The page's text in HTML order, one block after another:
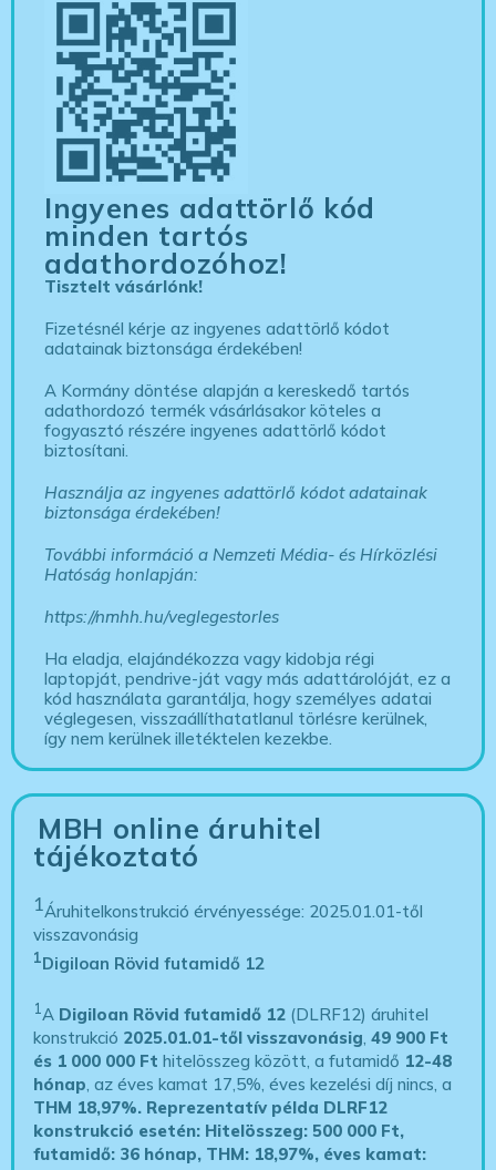
Ingyenes adattörlő kód
minden tartós
adathordozóhoz!
Tisztelt vásárlónk!
Fizetésnél kérje az ingyenes adattörlő kódot
adatainak biztonsága érdekében!
A Kormány döntése alapján a kereskedő tartós
adathordozó termék vásárlásakor köteles a
fogyasztó részére ingyenes adattörlő kódot
biztosítani.
Használja az ingyenes adattörlő kódot adatainak
biztonsága érdekében!
További információ a Nemzeti Média- és Hírközlési
Hatóság honlapján:
https://nmhh.hu/veglegestorles
Ha eladja, elajándékozza vagy kidobja régi
laptopját, pendrive-ját vagy más adattárolóját, ez a
kód használata garantálja, hogy személyes adatai
véglegesen, visszaállíthatatlanul törlésre kerülnek,
így nem kerülnek illetéktelen kezekbe.
MBH online áruhitel
tájékoztató
1Áruhitelkonstrukció érvényessége: 2025.01.01-től
visszavonásig
1Digiloan Rövid futamidő 12
1A Digiloan Rövid futamidő 12 (DLRF12) áruhitel
konstrukció 2025.01.01-től visszavonásig,49 900 Ft
és 1 000 000 Ft hitelösszeg között, a futamidő 12-48
hónap, az éves kamat 17,5%, éves kezelési díj nincs, a
THM 18,97%. Reprezentatív példa DLRF12
konstrukció esetén: Hitelösszeg: 500 000 Ft,
futamidő: 36 hónap, THM: 18,97%, éves kamat: